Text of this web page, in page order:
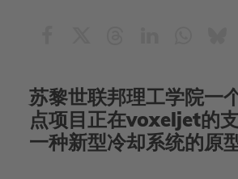
苏黎世联邦理工学院一
点项目正在voxeljet的
一种新型冷却系统的原型